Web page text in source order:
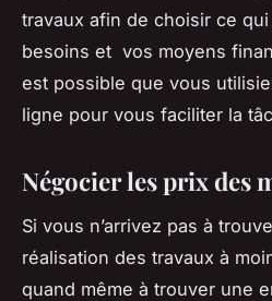
travaux afin de choisir ce
besoins et vos moyens
est possible que vous
ligne pour vous faciliter la
Négocier les prix des
Si vous n’arrivez pas à
réalisation des travaux à
quand même à trouver une